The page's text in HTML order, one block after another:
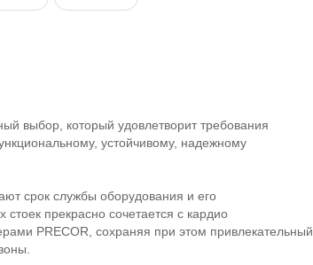
выбор, который удовлетворит требования
устойчивому, надежному
срок службы оборудования и его
прекрасно сочетается с кардио
PRECOR, сохраняя при этом привлекательный